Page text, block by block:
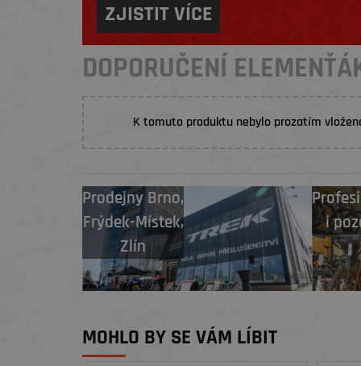
ZJISTIT VÍCE
DOPORUČENÍ
K tomuto produktu nebylo prozatím
ProdejnyBrno,
Frýdek-Místek,
Zlín
i
MOHLO BY SE VÁM LÍBIT